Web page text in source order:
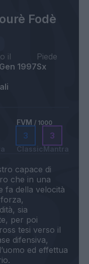
Fodè
il
1997
Piede
Sx
FVM / 1000
3
Classic
3
Mantra
capace di
che in una
fa della velocità
sia
per poi
tesi verso il
difensiva,
ed effettua